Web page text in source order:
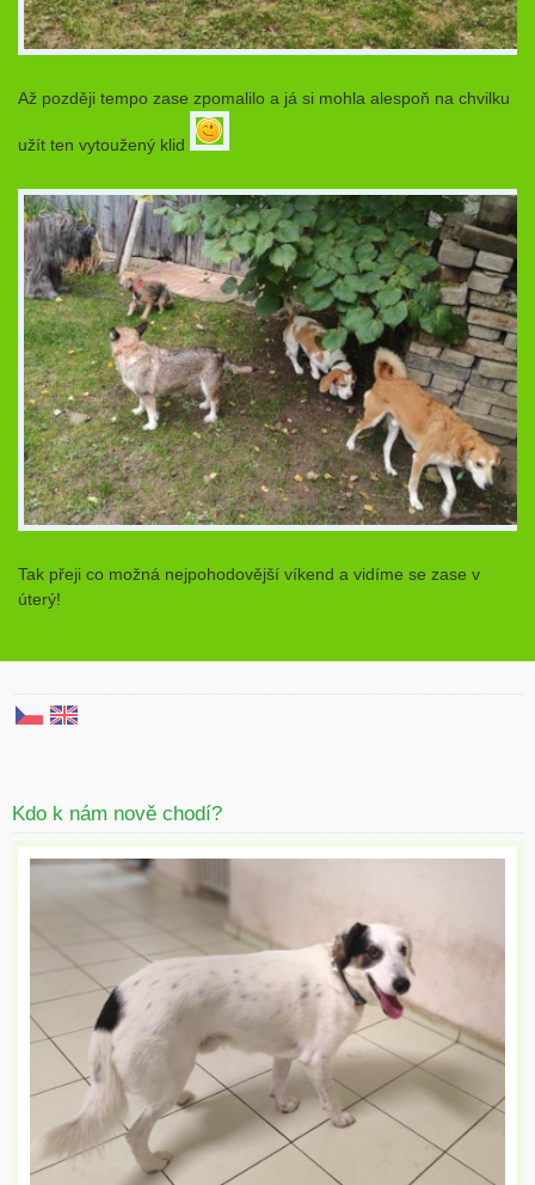
Až později tempo zase zpomalilo a já si mohla alespoň na chvilku
užít ten vytoužený klid
Tak přeji co možná nejpohodovější víkend a vidíme se zase v
úterý!
Kdo k nám nově chodí?